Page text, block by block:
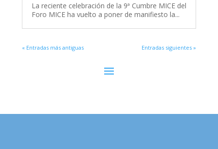
La reciente celebración de la 9ª Cumbre MICE del
Foro MICE ha vuelto a poner de manifiesto la...
« Entradas más antiguas Entradas siguientes »